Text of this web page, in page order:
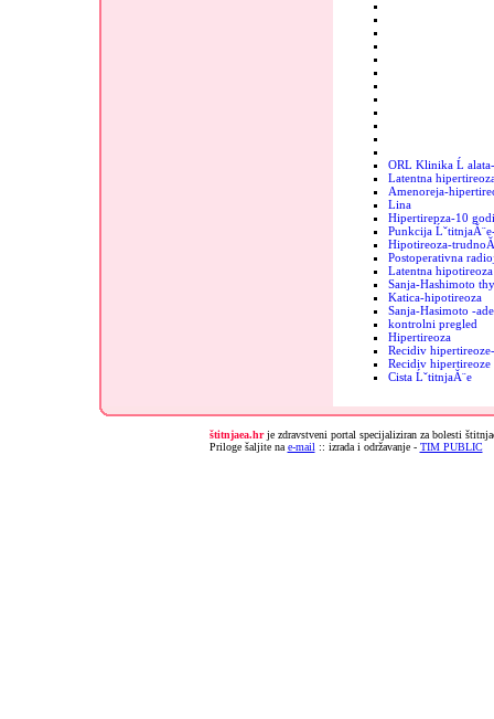
ORL Klinika Ĺ
Latentna
Amenoreja-
Lina
Hipertirepza-10
Punkcija
Hipotireoza-
Postoperativna
Latentna hipotireoza
Sanja-Hashimoto
Katica-hipotireoza
Sanja-Hasimoto -
kontrolni pregled
Hipertireoza
Recidiv
Recidiv hipertireoze
Cista ĹˇtitnjaĂ¨e
štitnjaea.hrje zdravstveni portal specijaliziran za bolesti
Priloge šaljite na e-mail :: izrada i održavanje - TIM PUBLIC